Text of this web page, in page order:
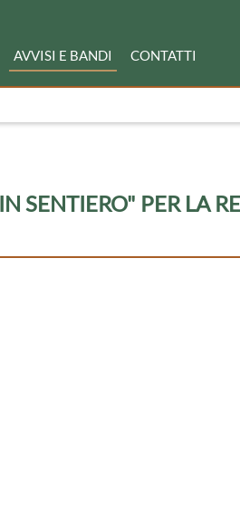
AVVISI E BANDI CONTATTI
SENTIERO" PER LA